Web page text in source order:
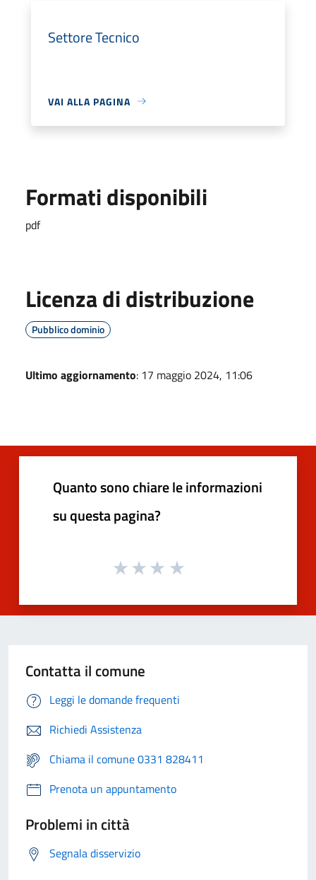
Settore Tecnico
VAI ALLA PAGINA
Formati disponibili
pdf
Licenza di distribuzione
Pubblico dominio
Ultimo aggiornamento: 17 maggio 2024, 11:06
Quanto sono chiare le informazioni
su questa pagina?
Contatta il comune
Leggi le domande frequenti
Richiedi Assistenza
Chiama il comune 0331 828411
Prenota un appuntamento
Problemi in città
Segnala disservizio